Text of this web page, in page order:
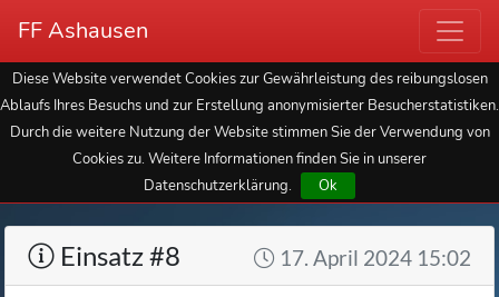
FF Ashausen
Diese Website verwendet Cookies zur Gewährleistung des reibungslosen
Ablaufs Ihres Besuchs und zur Erstellung anonymisierter Besucherstatistiken.
Durch die weitere Nutzung der Website stimmen Sie der Verwendung von
Cookies zu. Weitere Informationen finden Sie in unserer
Datenschutzerklärung.
Ok
Einsatz #8 17. April 2024 15:02